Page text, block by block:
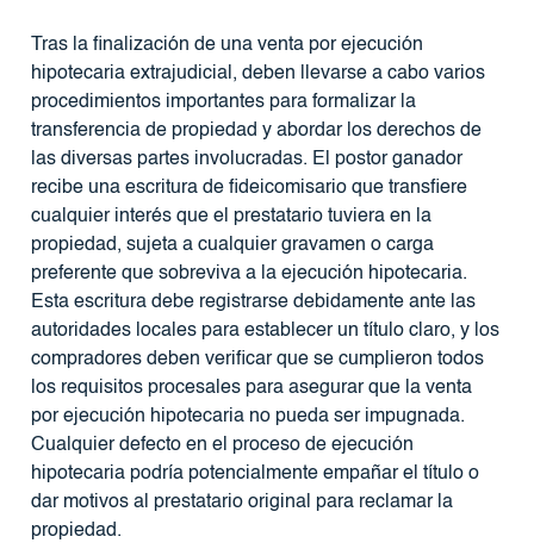
Tras la finalización de una venta por ejecución
hipotecaria extrajudicial, deben llevarse a cabo varios
procedimientos importantes para formalizar la
transferencia de propiedad y abordar los derechos de
las diversas partes involucradas. El postor ganador
recibe una escritura de fideicomisario que transfiere
cualquier interés que el prestatario tuviera en la
propiedad, sujeta a cualquier gravamen o carga
preferente que sobreviva a la ejecución hipotecaria.
Esta escritura debe registrarse debidamente ante las
autoridades locales para establecer un título claro, y los
compradores deben verificar que se cumplieron todos
los requisitos procesales para asegurar que la venta
por ejecución hipotecaria no pueda ser impugnada.
Cualquier defecto en el proceso de ejecución
hipotecaria podría potencialmente empañar el título o
dar motivos al prestatario original para reclamar la
propiedad.